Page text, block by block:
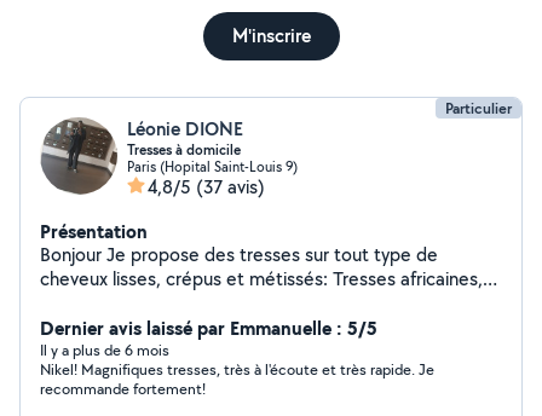
M'inscrire
Particulier
Léonie DIONE
Tresses à domicile
Paris (Hopital Saint-Louis 9)
4,8/5 (37 avis)
Présentation
Bonjour Je propose des tresses sur tout type de
cheveux lisses, crépus et métissés: Tresses africaines,
message + photo de ce que vous voulez je vous dit le
prix exacte. Merci !
Dernier avis laissé par Emmanuelle : 5/5
Il y a plus de 6 mois
Nikel! Magnifiques tresses, très à l'écoute et très rapide. Je
recommande fortement!